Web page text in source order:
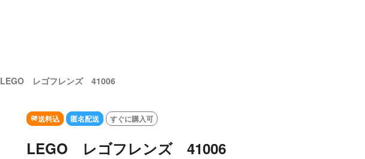
LEGO レゴフレンズ 41006
送料込 匿名配送 すぐに購入可
LEGO レゴフレンズ 41006